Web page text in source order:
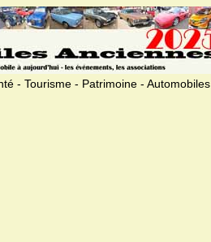
- Tourisme - Patrimoine - Automobiles